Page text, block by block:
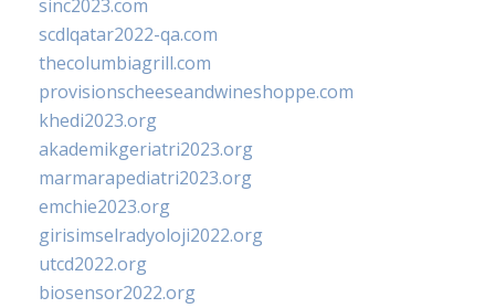
sinc2023.com
scdlqatar2022-qa.com
thecolumbiagrill.com
provisionscheeseandwineshoppe.com
khedi2023.org
akademikgeriatri2023.org
marmarapediatri2023.org
emchie2023.org
girisimselradyoloji2022.org
utcd2022.org
biosensor2022.org